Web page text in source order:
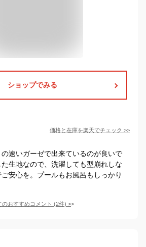
ショップでみる
価格と在庫を楽天でチェック >>
速いガーゼで出来ているのが良いで
生地なので、洗濯しても型崩れしな
安心を。プールもお風呂もしっかり
のおすすめコメント (2件) >